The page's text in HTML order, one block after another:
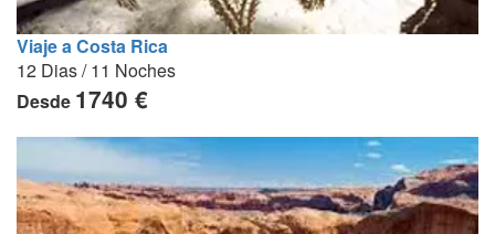
Viaje a Costa Rica
12 Dias / 11 Noches
Desde 1740 €